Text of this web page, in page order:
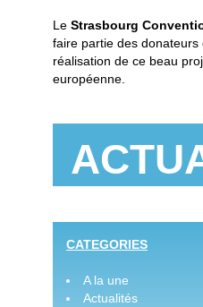
Le Strasbourg
faire partie des
réalisation de ce beau
européenne.
CATEGORIES
A la une
Actualités